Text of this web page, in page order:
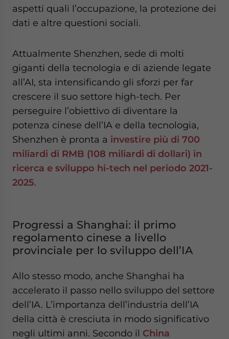
aspetti quali l’occupazione, la protezione dei
dati e altre questioni sociali.
Attualmente Shenzhen, sede di molti
giganti della tecnologia e di aziende legate
all’AI, sta intensificando gli sforzi per far
crescere il suo settore high-tech. Per
perseguire l’obiettivo di diventare la
potenza cinese dell’IA e della tecnologia,
Shenzhen è pronta a investire più di 700
miliardi di RMB (108 miliardi di dollari) in
ricerca e sviluppo hi-tech nel periodo 2021-
2025.
Progressi a Shanghai: il primo
regolamento cinese a livello
provinciale per lo sviluppo dell’IA
Allo stesso modo, anche Shanghai ha
accelerato il passo nello sviluppo del settore
dell’IA. L’importanza dell’industria dell’IA
della città è cresciuta in modo significativo
negli ultimi anni. Secondo il China